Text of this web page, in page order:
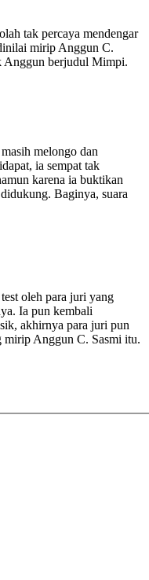
tak percaya mendengar
mirip Anggun C.
Anggun berjudul Mimpi.
melongo dan
ia sempat tak
karena ia buktikan
Baginya, suara
oleh para juri yang
Ia pun kembali
akhirnya para juri pun
mirip Anggun C. Sasmi itu.